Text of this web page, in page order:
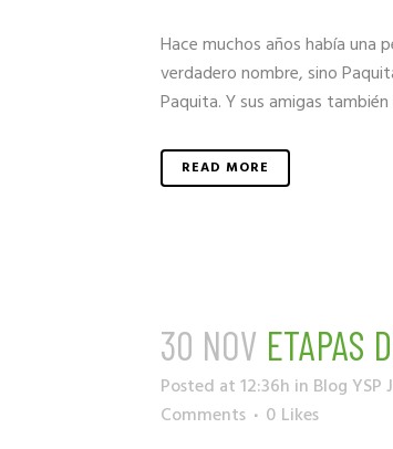
Hace muchos años había una
verdadero nombre, sino
Paquita. Y sus amigas
READ MORE
30 NOV ETAPAS
Posted at 12:36h in Blog YSP
Comments
0 Likes